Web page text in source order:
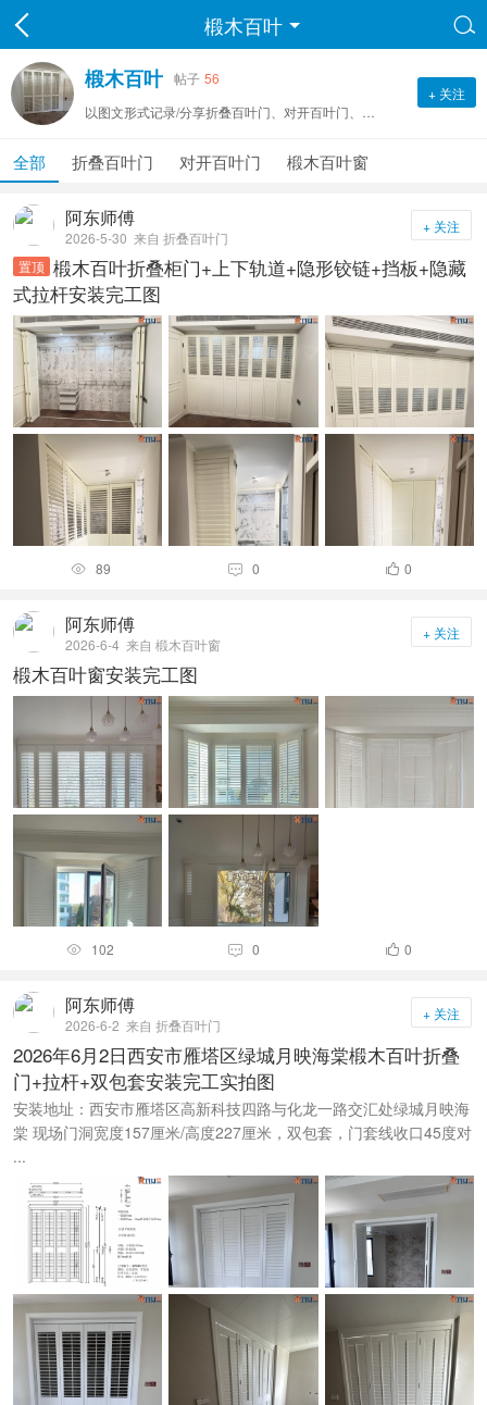
椴木百叶 
椴木百叶 帖子 56
+ 关注
全部 折叠百叶门 对开百叶门 椴木百叶窗
阿东师傅
2026-5-30 来自 折叠百叶门
+ 关注
置顶 椴木百叶折叠柜门+上下轨道+隐形铰链+挡板+隐藏
式拉杆安装完工图
 89  0  0
阿东师傅
2026-6-4 来自 椴木百叶窗
+ 关注
椴木百叶窗安装完工图
 102  0  0
阿东师傅
2026-6-2 来自 折叠百叶门
+ 关注
2026年6月2日西安市雁塔区绿城月映海棠椴木百叶折叠
门+拉杆+双包套安装完工实拍图
安装地址：西安市雁塔区高新科技四路与化龙一路交汇处绿城月映海
棠 现场门洞宽度157厘米/高度227厘米，双包套，门套线收口45度对
...